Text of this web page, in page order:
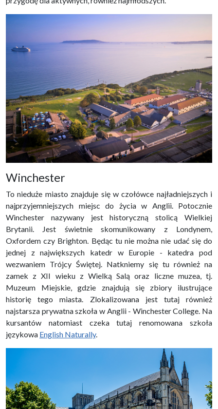
Winchester
To nieduże miasto znajduje się w czołówce najładniejszych i
najprzyjemniejszych miejsc do życia w Anglii. Potocznie
Winchester nazywany jest historyczną stolicą Wielkiej
Brytanii. Jest świetnie skomunikowany z Londynem,
Oxfordem czy Brighton. Będąc tu nie można nie udać się do
jednej z największych katedr w Europie - katedra pod
wezwaniem Trójcy Świętej. Natkniemy się tu również na
zamek z XII wieku z Wielką Salą oraz liczne muzea, tj.
Muzeum Miejskie, gdzie znajdują się zbiory ilustrujące
historię tego miasta. Zlokalizowana jest tutaj również
najstarsza prywatna szkoła w Anglii - Winchester College. Na
kursantów natomiast czeka tutaj renomowana szkoła
językowa English Naturally.